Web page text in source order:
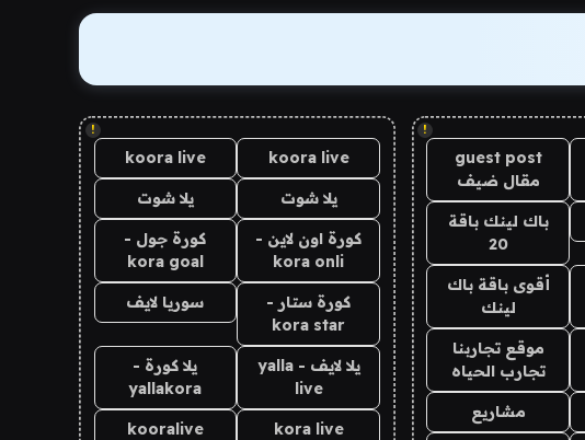
!
guest post
مقال ضيف
باك لينك باقة
20
أقوى باقة باك
لينك
موقع تجاربنا
تجارب الحياه
مشاريع
!
koora live
koora live
يلا شوت يلا شوت
كورة اون لاين -
kora onli
كورة جول -
kora goal
كورة ستار -
kora star
سوريا لايف
يلا لايف - yalla
live
يلا كورة -
yallakora
kora live
kooralive